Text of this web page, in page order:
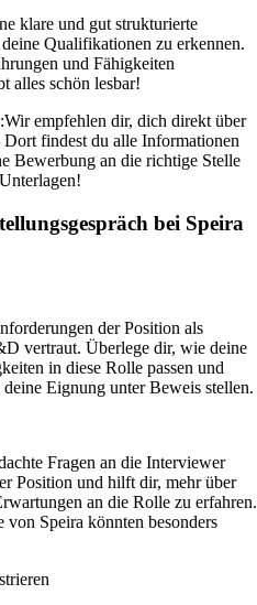
klare und gut strukturierte
Qualifikationen zu erkennen.
und Fähigkeiten
alles schön lesbar!
Wir empfehlen dir, dich direkt über
findest du alle Informationen
Bewerbung an die richtige Stelle
bei Speira
der Position als
vertraut. Überlege dir, wie deine
in diese Rolle passen und
Eignung unter Beweis stellen.
Fragen an die Interviewer
Position und hilft dir, mehr über
an die Rolle zu erfahren.
Speira könnten besonders